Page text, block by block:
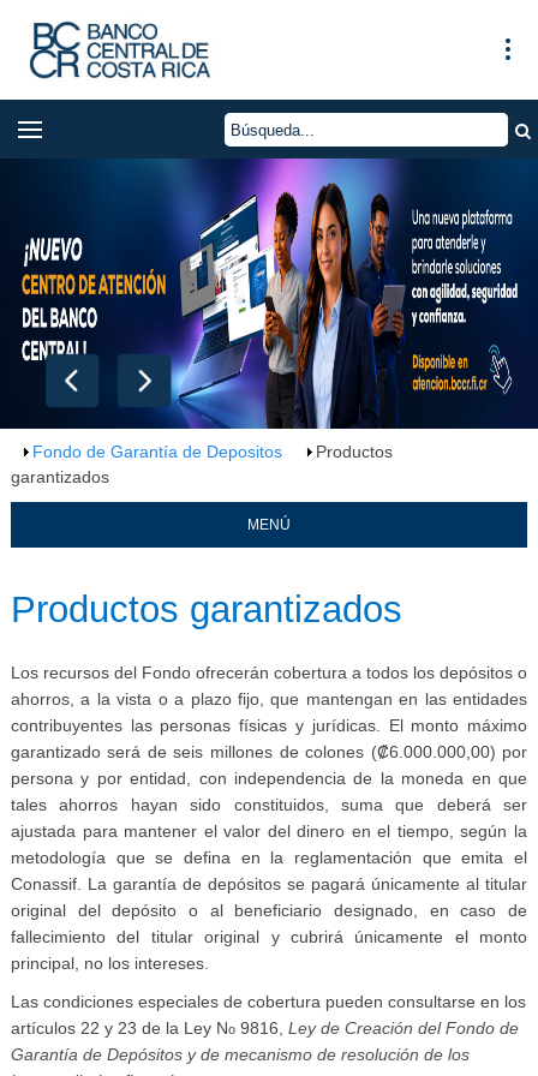
Fondo de Garantía de Depositos
Productos
garantizados
MENÚ
​​​​Productos garantizados​
Los recursos del Fondo ofrecerán cobertura a todos los depósitos o
ahorros, a la vista o a plazo fijo, que mantengan en las entidades
contribuyentes las personas físicas y jurídicas. El monto máximo
garantizado será de seis millones de colones (₡6.000.000,00) por
persona y por entidad, con independencia de la moneda en que
tales ahorros hayan sido constituidos, suma que deberá ser
ajustada para mantener el valor del dinero en el tiempo, según la
metodología que se defina en la reglamentación que emita el
Conassif. La garantía de depósitos se pagará únicamente al titular
original del depósito o al beneficiario designado, en caso de
fallecimiento del titular original y cubrirá únicamente el monto
principal, no los intereses.
Las condiciones especiales de cobertura pueden consultarse en los
artículos 22 y 23 de la Ley No9816 Ley de Creación del Fondo de
Garantía de Depósitos y de mecanismo de resolución de los